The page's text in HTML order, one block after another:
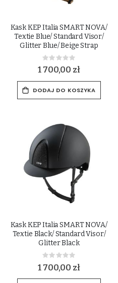
Kask KEP Italia SMART NOVA/
Textie Blue/ Standard Visor/
Glitter Blue/ Beige Strap
Rating:
0%
1 700,00 zł
DODAJ DO KOSZYKA
Kask KEP Italia SMART NOVA/
Textie Black/ Standard Visor/
Glitter Black
Rating:
0%
1 700,00 zł